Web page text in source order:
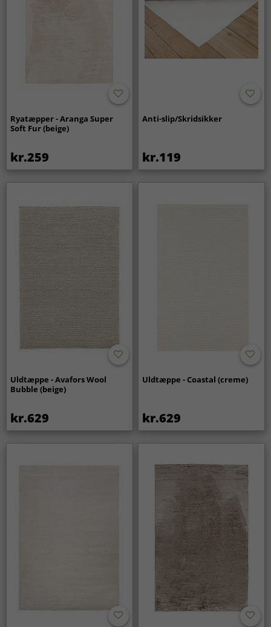
Ryatæpper - Aranga Super
Soft Fur (beige)
kr.259
Anti-slip/Skridsikker
kr.119
Uldtæppe - Avafors Wool
Bubble (beige)
kr.629
Uldtæppe - Coastal (creme)
kr.629